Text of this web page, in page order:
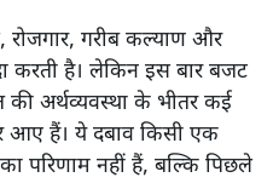
रोजगार, गरीब कल्याण और
करती है। लेकिन इस बार बजट
अर्थव्यवस्था के भीतर कई
आए हैं। ये दबाव किसी एक
परिणाम नहीं हैं, बल्कि पिछले